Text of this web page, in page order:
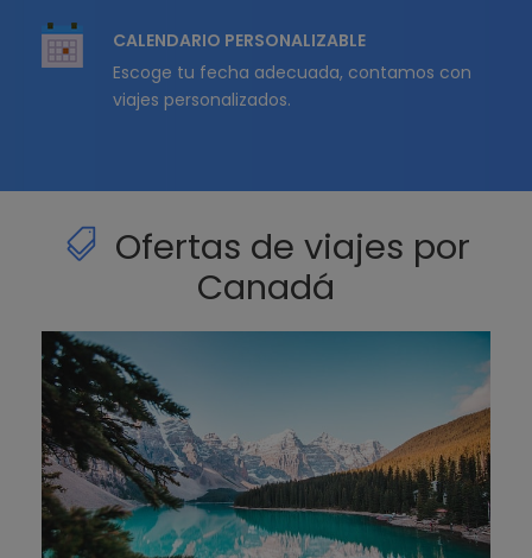
CALENDARIO PERSONALIZABLE
Escoge tu fecha adecuada, contamos con
viajes personalizados.
Ofertas de viajes por
Canadá